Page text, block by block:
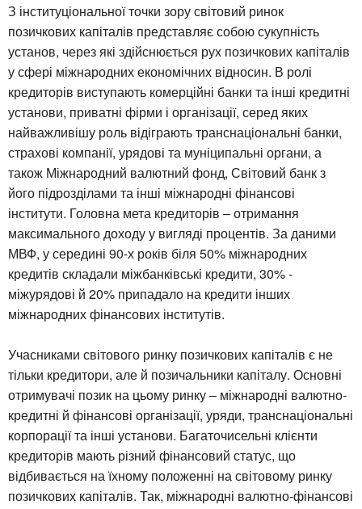
З інституціональної точки зору світовий ринок
позичкових капіталів представляє собою сукупність
установ, через які здійснюється рух позичкових капіталів
у сфері міжнародних економічних відносин. В ролі
кредиторів виступають комерційні банки та інші кредитні
установи, приватні фірми і організації, серед яких
найважливішу роль відіграють транснаціональні банки,
страхові компанії, урядові та муніципальні органи, а
також Міжнародний валютний фонд, Світовий банк з
його підрозділами та інші міжнародні фінансові
інститути. Головна мета кредиторів – отримання
максимального доходу у вигляді процентів. За даними
МВФ, у середині 90-х років біля 50% міжнародних
кредитів складали міжбанківські кредити, 30% -
міжурядові й 20% припадало на кредити інших
міжнародних фінансових інститутів.
Учасниками світового ринку позичкових капіталів є не
тільки кредитори, але й позичальники капіталу. Основні
отримувачі позик на цьому ринку – міжнародні валютно-
кредитні й фінансові організації, уряди, транснаціональні
корпорації та інші установи. Багаточисельні клієнти
кредиторів мають різний фінансовий статус, що
відбивається на їхному положенні на світовому ринку
позичкових капіталів. Так, міжнародні валютно-фінансові